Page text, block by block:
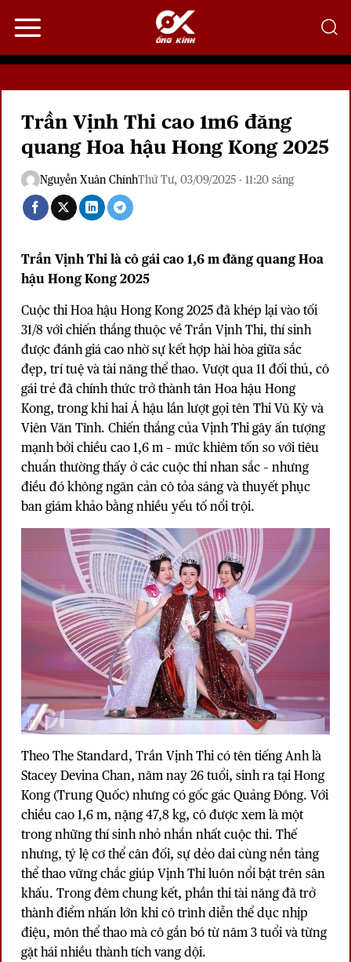
qua
dung
Trần Vịnh Thi cao 1m6 đăng
quang Hoa hậu Hong Kong 2025
Nguyễn Xuân ChínhThứ Tư, 03/09/2025 - 11:20 sáng
Trần Vịnh Thi là cô gái cao 1,6 m đăng quang Hoa
hậu Hong Kong 2025
Cuộc thiHoa hậu Hong Kong 2025đã khép lại vào tối
31/8 với chiến thắng thuộc về Trần Vịnh Thi, thí sinh
được đánh giá cao nhờ sự kết hợp hài hòa giữa sắc
đẹp, trí tuệ và tài năng thể thao. Vượt qua 11 đối thủ, cô
gái trẻ đã chính thức trở thành tân Hoa hậu Hong
Kong, trong khi hai Á hậu lần lượt gọi tên Thi Vũ Kỳ và
Viên Văn Tĩnh. Chiến thắng của Vịnh Thi gây ấn tượng
mạnh bởi chiều cao 1,6 m – mức khiêm tốn so với tiêu
chuẩn thường thấy ở các cuộc thi nhan sắc – nhưng
điều đó không ngăn cản cô tỏa sáng và thuyết phục
ban giám khảo bằng nhiều yếu tố nổi trội.
Theo The Standard, Trần Vịnh Thi có tên tiếng Anh là
Stacey Devina Chan, năm nay 26 tuổi, sinh ra tại Hong
Kong (Trung Quốc) nhưng có gốc gác Quảng Đông. Với
chiều cao 1,6 m, nặng 47,8 kg, cô được xem là một
trong những thí sinh nhỏ nhắn nhất cuộc thi. Thế
nhưng, tỷ lệ cơ thể cân đối, sự dẻo dai cùng nền tảng
thể thao vững chắc giúp Vịnh Thi luôn nổi bật trên sân
khấu. Trong đêm chung kết, phần thi tài năng đã trở
thành điểm nhấn lớn khi cô trình diễn thể dục nhịp
điệu, môn thể thao mà cô gắn bó từ năm 3 tuổi và từng
gặt hái nhiều thành tích vang dội.